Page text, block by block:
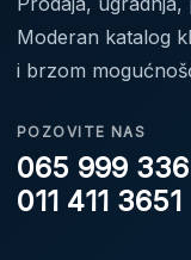
Moderan katalog
i brzom
POZOVITE NAS
065 999
011 411 3651